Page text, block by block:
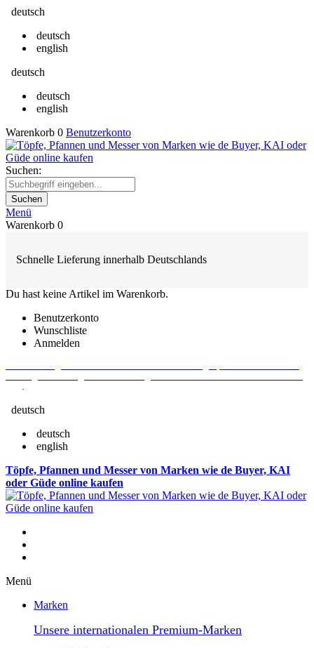
deutsch
deutsch
english
deutsch
deutsch
english
Warenkorb 0 Benutzerkonto
Suchen:
Suchen
Menü
Warenkorb 0
Schnelle Lieferung innerhalb Deutschlands
Du hast keine Artikel im Warenkorb.
Benutzerkonto
Wunschliste
Anmelden
.
deutsch
deutsch
english
Töpfe, Pfannen und Messer von Marken wie de Buyer, KAI
oder Güde online kaufen
Menü
Marken
Unsere internationalen Premium-Marken